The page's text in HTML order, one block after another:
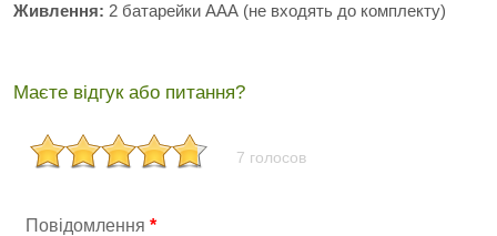
Живлення: 2 батарейки ААА (не входять до комплекту)
Маєте відгук або питання?
7 голосов
Повідомлення *